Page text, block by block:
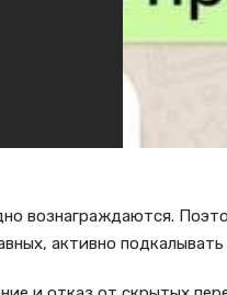
вознаграждаются.
активно